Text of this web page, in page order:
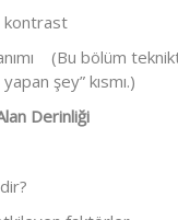
kontrast
(Bu bölüm
şey” kısmı.)
Derinliği